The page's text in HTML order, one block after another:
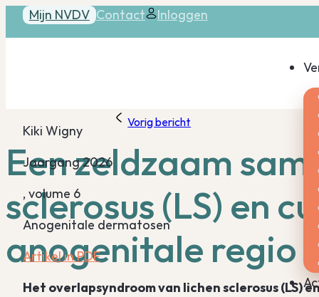
Mijn NVDV Contact Inloggen
Een zeldzaam
sclerosus (LS) en
anogenitale regio
Kiki Wigny
Jaargang 2026
, volume 6
Anogenitale dermatosen
Artikel in PDF
Het overlapsyndroom van lichen sclerosus (LS)
Vorig bericht